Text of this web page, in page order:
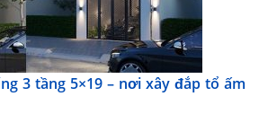
3 tầng 5×19 – nơi xây đắp tổ ấm